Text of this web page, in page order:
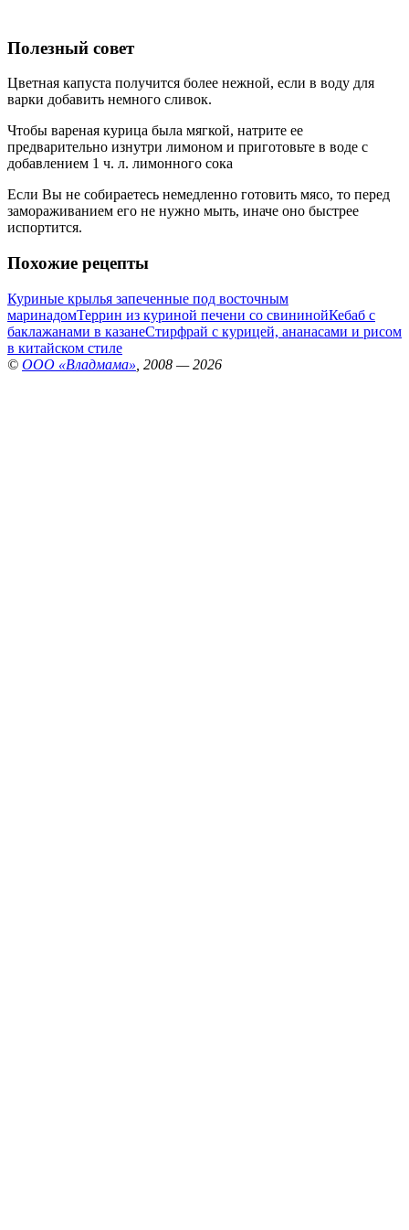
Полезный совет
Цветная капуста получится более нежной, если в воду для
варки добавить немного сливок.
Чтобы вареная курица была мягкой, натрите ее
предварительно изнутри лимоном и приготовьте в воде с
добавлением 1 ч. л. лимонного сока
Если Вы не собираетесь немедленно готовить мясо, то перед
замораживанием его не нужно мыть, иначе оно быстрее
испортится.
Похожие рецепты
Куриные крылья запеченные под восточным
маринадомТеррин из куриной печени со свининойКебаб с
баклажанами в казанеСтирфрай с курицей, ананасами и рисом
в китайском стиле
© ООО «Владмама» , 2008 — 2026